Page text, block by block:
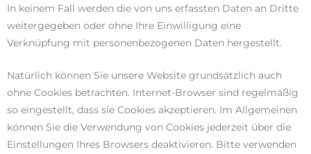
In keinem Fall werden die von uns erfassten Daten an Dritte
weitergegeben oder ohne Ihre Einwilligung eine
Verknüpfung mit personenbezogenen Daten hergestellt.
Natürlich können Sie unsere Website grundsätzlich auch
ohne Cookies betrachten. Internet-Browser sind regelmäßig
so eingestellt, dass sie Cookies akzeptieren. Im Allgemeinen
können Sie die Verwendung von Cookies jederzeit über die
Einstellungen Ihres Browsers deaktivieren. Bitte verwenden